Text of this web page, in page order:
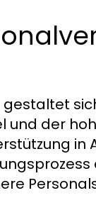
der
in